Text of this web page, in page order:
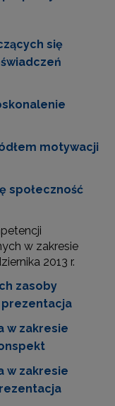
się
motywacji
społeczność
w zakresie
2013 r.
zasoby
prezentacja
w zakresie
w zakresie